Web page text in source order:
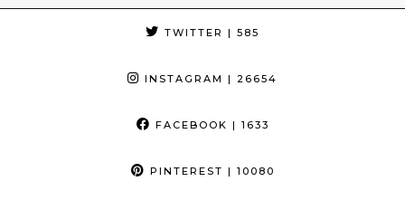
TWITTER | 585
INSTAGRAM | 26654
FACEBOOK | 1633
PINTEREST | 10080